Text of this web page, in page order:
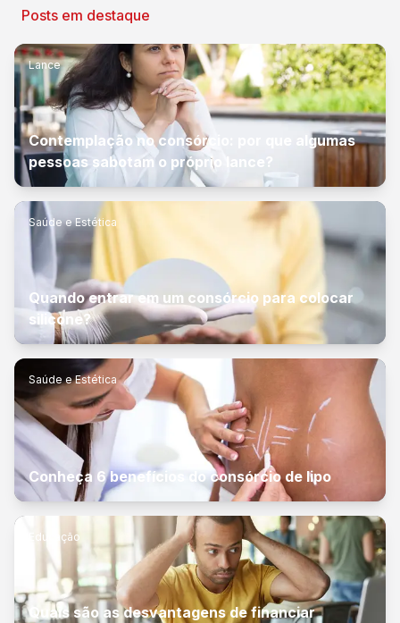
Posts em destaque
Lance
Contemplação no consórcio: por que algumas
pessoas sabotam o próprio lance?
Saúde e Estética
Quando entrar em um consórcio para colocar
silicone?
Saúde e Estética
Conheça 6 benefícios do consórcio de lipo
Educação
Quais são as desvantagens de financiar